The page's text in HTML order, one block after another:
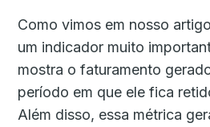
Como vimos em nosso
um indicador muito
mostra o faturamento
período em que ele fica
Além disso, essa métrica